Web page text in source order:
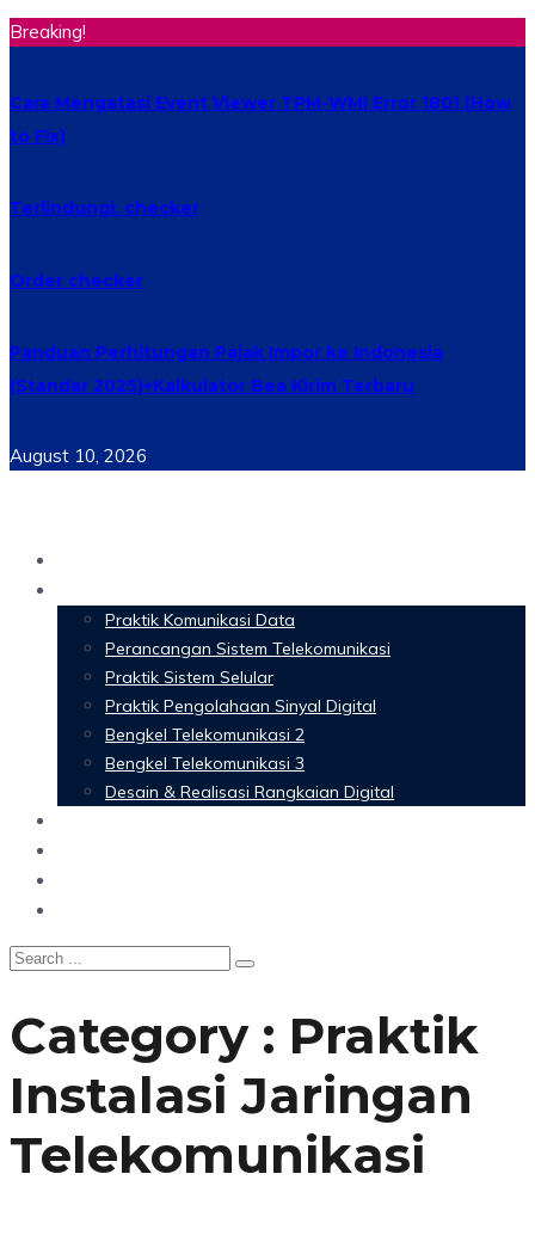
Breaking!
Cara Mengatasi Event Viewer TPM-WMI Error 1801 (How
to Fix)
Terlindungi: checker
Order checker
Panduan Perhitungan Pajak Impor ke Indonesia
(Standar 2025)+Kalkulator Bea Kirim Terbaru
August 10, 2026
Praktik Komunikasi Data
Perancangan Sistem Telekomunikasi
Praktik Sistem Selular
Praktik Pengolahaan Sinyal Digital
Bengkel Telekomunikasi 2
Bengkel Telekomunikasi 3
Desain & Realisasi Rangkaian Digital
Category : Praktik
Instalasi Jaringan
Telekomunikasi